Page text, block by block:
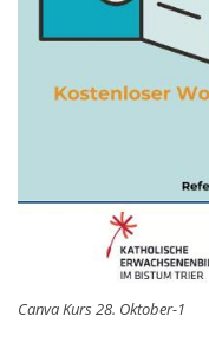
Canva Kurs 28. Oktober-1